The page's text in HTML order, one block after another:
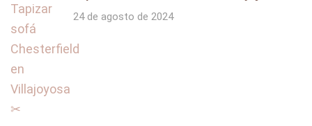
24 de agosto de 2024